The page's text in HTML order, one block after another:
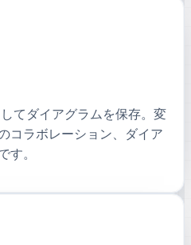
てダイアグラムを保存。変
コラボレーション、ダイア
す。